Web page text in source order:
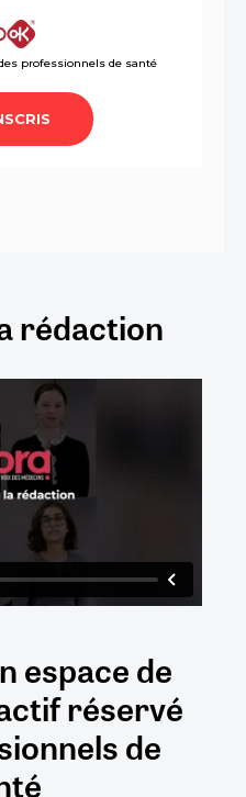
rédaction
espace de
réservé
de